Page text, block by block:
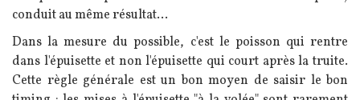
conduit au même résultat...
Dans la mesure du possible, c'est le poisson qui rentre
dans l'épuisette et non l'épuisette qui court après la truite.
Cette règle générale est un bon moyen de saisir le bon